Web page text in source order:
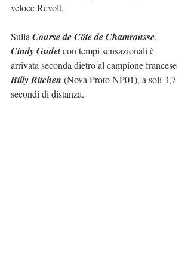
veloce Revolt.
Sulla Course de Côte de Chamrousse,
Cindy Gudet con tempi sensazionali è
arrivata seconda dietro al campione francese
Billy Ritchen (Nova Proto NP01), a soli 3,7
secondi di distanza.